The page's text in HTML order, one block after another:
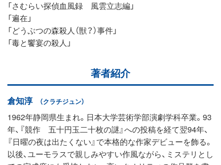
「さむらい探偵血風録 風雲立志編」
「遍在」
「どうぶつの森殺人（獣？）事件」
「毒と饗宴の殺人」
著者紹介
倉知淳 （クラチジュン）
1962年静岡県生まれ。日本大学芸術学部演劇学科卒業。93
年、『競作 五十円玉二十枚の謎』への投稿を経て翌94年、
『日曜の夜は出たくない』で本格的な作家デビューを飾る。
以後、ユーモラスで親しみやすい作風ながら、ミステリとし